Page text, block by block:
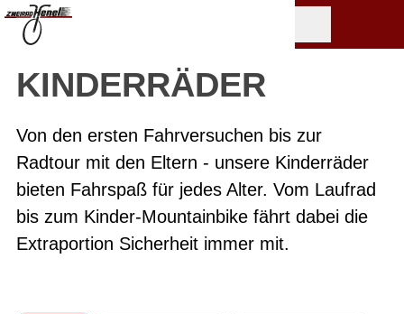
KINDERRÄDER
Von den ersten Fahrversuchen bis zur
Radtour mit den Eltern - unsere Kinderräder
bieten Fahrspaß für jedes Alter. Vom Laufrad
bis zum Kinder-Mountainbike fährt dabei die
Extraportion Sicherheit immer mit.